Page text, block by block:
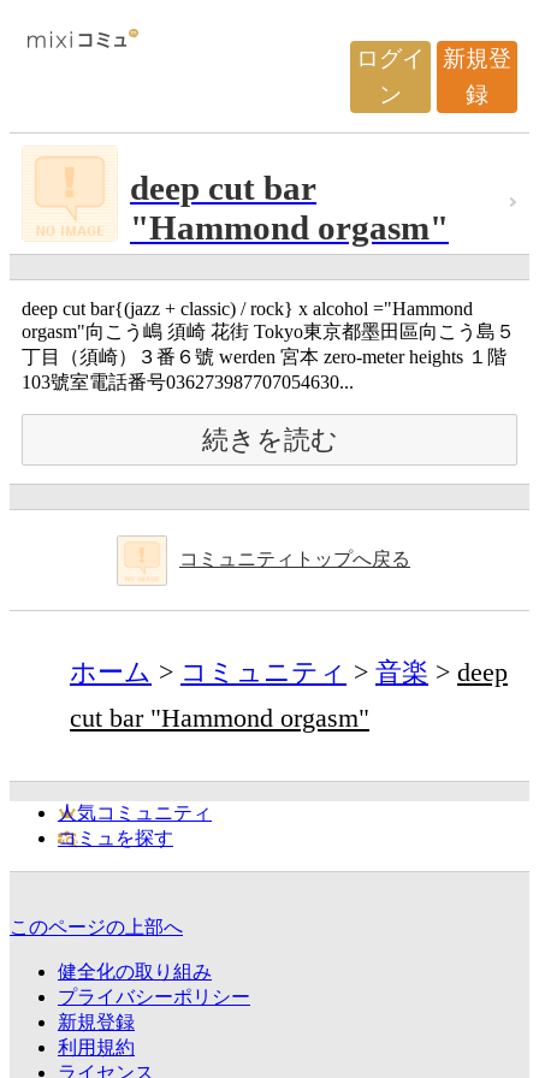
ログイ
ン
新規登
録
deep cut bar
"Hammond orgasm"
deep cut bar{(jazz + classic) / rock} x alcohol ="Hammond
orgasm"向こう嶋 須崎 花街 Tokyo東京都墨田區向こう島５
丁目（須崎）３番６號 werden 宮本 zero-meter heights １階
103號室電話番号036273987707054630...
続きを読む
コミュニティトップへ戻る
ホーム コミュニティ 音楽
deep
cut bar "Hammond orgasm"
人気コミュニティ
コミュを探す
このページの上部へ
健全化の取り組み
プライバシーポリシー
新規登録
利用規約
ライセンス